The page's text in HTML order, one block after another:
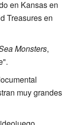
en Kansas en
Treasures en
Monsters,
muy grandes